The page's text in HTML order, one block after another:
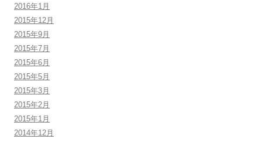
2016年1月
2015年12月
2015年9月
2015年7月
2015年6月
2015年5月
2015年3月
2015年2月
2015年1月
2014年12月